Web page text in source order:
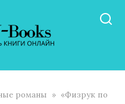
романы » «Физрук по